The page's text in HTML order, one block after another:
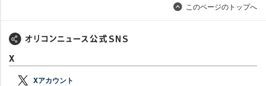
このページのトップへ
X
Xアカウント